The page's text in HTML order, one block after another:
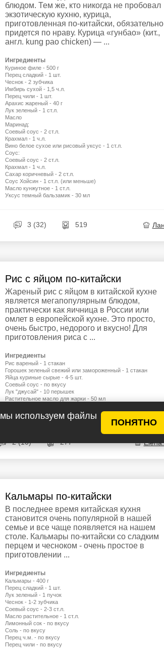
мы используем файлы
ПОНЯТНО
блюдом. Тем же, кто никогда не пробовал
экзотическую кухню, курица,
приготовленная по-китайски, обязательно
придется по нраву. Курица «гунбао» (кит.,
англ. kung pao chicken) — ...
Ингредиенты
Куриное филе - 500 г
Перец сладкий - 1 шт.
Чеснок - 2 зубчика
Имбирь сухой - 1,5 ч.л.
Перец чили - 1 шт.
Арахис жареный - 40 г
Лук зеленый - 1 ст.л.
Масло
Маринад:
Соевый соус - 2 ст.л.
Крахмал - 1 ч.л.
Вино белое сухое или рисовый уксус - 1 ст.л.
Соус:
Соевый соус - 2 ст.л.
Крахмал - 1 ч.л.
Сахар коричневый - 2 ст.л.
Соус Хойсин - 1 ст.л. (или меньше)
Масло кунжутное - 1 ст.л.
Уксус темный бальзамик - 30 мл
3 (32) 519
Рис с яйцом по-китайски
Жареный рис с яйцом в китайской кухне
является мегапопулярным блюдом,
практически как яичница в России или
омлет в европейской кухне. Это просто,
очень быстро, недорого и вкусно! Для
приготовления риса с ...
Ингредиенты
Рис вареный - 1 стакан
Горошек зеленый свежий или замороженный - 1 стакан
Яйца куриные сырые - 4-5 шт.
Соевый соус - по вкусу
Лук "джусай" - 10 перышек
Растительное масло для жарки - 50 мл
Вода - 50 мл
2 (10) 277
Кальмары по-китайски
В последнее время китайская кухня
становится очень популярной в нашей
семье и все чаще появляется на нашем
столе. Кальмары по-китайски со сладким
перцем и чесноком - очень простое в
приготовлении ...
Ингредиенты
Кальмары - 400 г
Перец сладкий - 1 шт.
Лук зеленый - 1 пучок
Чеснок - 1-2 зубчика
Соевый соус - 2-3 ст.л.
Масло растительное - 1 ст.л.
Лимонный сок - по вкусу
Соль - по вкусу
Перец ч.м. - по вкусу
Перец чили - по вкусу